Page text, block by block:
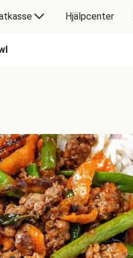
Hjälpcenter